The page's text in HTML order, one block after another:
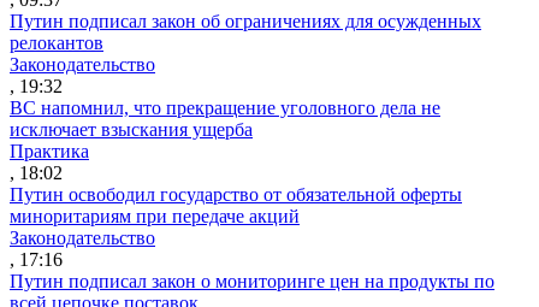
Путин подписал закон об ограничениях для осужденных
релокантов
Законодательство
, 19:32
ВС напомнил, что прекращение уголовного дела не
исключает взыскания ущерба
Практика
, 18:02
Путин освободил государство от обязательной оферты
миноритариям при передаче акций
Законодательство
, 17:16
Путин подписал закон о мониторинге цен на продукты по
всей цепочке поставок